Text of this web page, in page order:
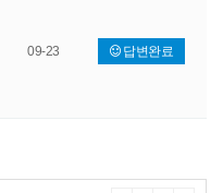
09-23 답변완료